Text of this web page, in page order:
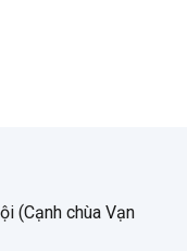
(Cạnh chùa Vạn